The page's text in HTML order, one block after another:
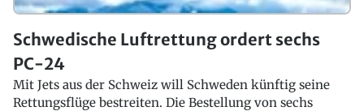
Schwedische Luftrettung ordert sechs
PC-24
Mit Jets aus der Schweiz will Schweden künftig seine
Rettungsflüge bestreiten. Die Bestellung von sechs